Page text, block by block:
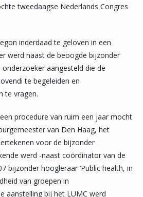
tweedaagse Nederlands Congres
inderdaad te geloven in een
werd naast de beoogde bijzonder
aangesteld die de
te begeleiden en
te vragen.
procedure van ruim een jaar mocht
van Den Haag, het
voor de bijzonder
werd -naast coördinator van de
bijzonder hoogleraar ‘Public health, in
van groepen in
aanstelling bij het LUMC werd